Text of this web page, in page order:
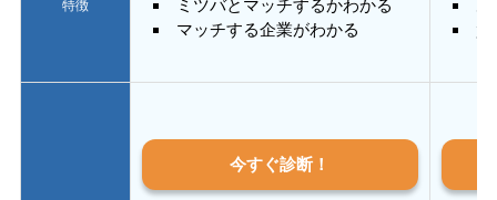
特徴
ミツバとマッチするかわかる
マッチする企業がわかる
質
今すぐ診断！